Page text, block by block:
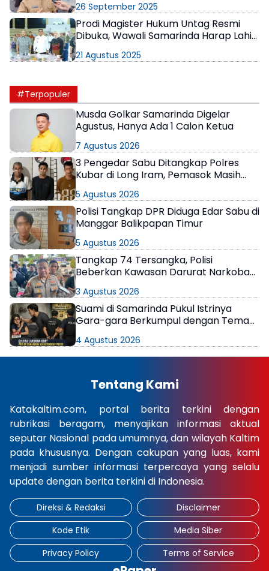
26 September 2025
Prodi Magister Hukum Untag Resmi
Dibuka, Wawali Samarinda Harap Lahir
21 Agustus 2025
#Terpopuler
Musda Golkar Samarinda Digelar
Agustus, Hanya Ada 1 Calon Ketua
7 Agustus 2026
3 Pengedar Sabu Ditangkap Polres
Kubar di Long Iram, Pemasok Masih
5 Agustus 2026
Polisi Tangkap DPR Diduga Edar Sabu di
Manggar Balikpapan Timur
5 Agustus 2026
Tangkap 74 Tersangka, Polisi
Beberkan Kawasan Darurat Narkoba
3 Agustus 2026
Suami di Samarinda Pukul Istrinya
Gara-gara Berkumpul dengan Teman
4 Agustus 2026
Tentang Kami
Katakaltim.com, portal berita terkini dengan
rubrikasi beragam, menyajikan informasi aktual
seputar Nasional pada umumnya, dan wilayah Kaltim
pada khususnya. Dengan cakupan yang luas, kami
menjadi sumber informasi terpercaya yang selalu
update dengan berita terkini di Indonesia.
Direksi & Redaksi
Disclaimer
Kode Etik
Media Siber
Privacy Policy
Terms of Service